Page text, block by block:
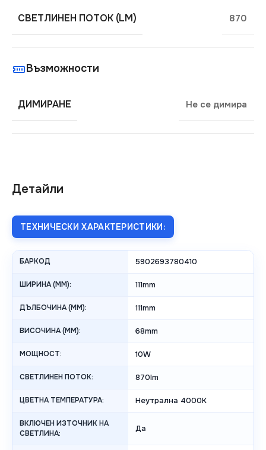
Детайли
ТЕХНИЧЕСКИ ХАРАКТЕРИСТИКИ:
БАРКОД 5902693780410
ШИРИНА (MM): 111mm
ДЪЛБОЧИНА (MM): 111mm
ВИСОЧИНА (MM): 68mm
МОЩНОСТ: 10W
СВЕТЛИНЕН ПОТОК: 870lm
ЦВЕТНА ТЕМПЕРАТУРА: Неутрална 4000K
ВКЛЮЧЕН ИЗТОЧНИК НА
СВЕТЛИНА:
Да
СВЕТЛИНЕН ПОТОК (LM) 870
Възможности
ДИМИРАНЕ Не се димира